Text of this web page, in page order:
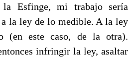
Esfinge, mi trabajo sería
la ley de lo medible. A la ley
(en este caso, de la otra).
infringir la ley, asaltar